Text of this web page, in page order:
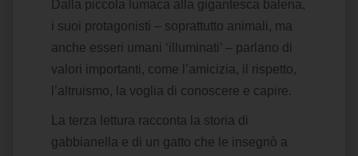
Dalla piccola lumaca alla gigantesca balena,
i suoi protagonisti – soprattutto animali, ma
anche esseri umani ‘illuminati’ – parlano di
valori importanti, come l’amicizia, il rispetto,
l’altruismo, la voglia di conoscere e capire.
La terza lettura racconta la storia di
gabbianella e di un gatto che le insegnò a